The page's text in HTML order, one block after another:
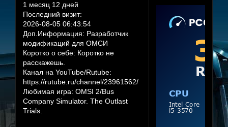
1 месяц 12 дней
Последний визит:
2026-08-05 06:43:54
Доп.Информация: Разработчик
модификаций для ОМСИ
Коротко о себе: Коротко не
расскажешь.
Канал на YouTube/Rutube:
https://rutube.ru/channel/23961562/
Любимая игра: OMSI 2/Bus
Company Simulator. The Outlast
Trials.